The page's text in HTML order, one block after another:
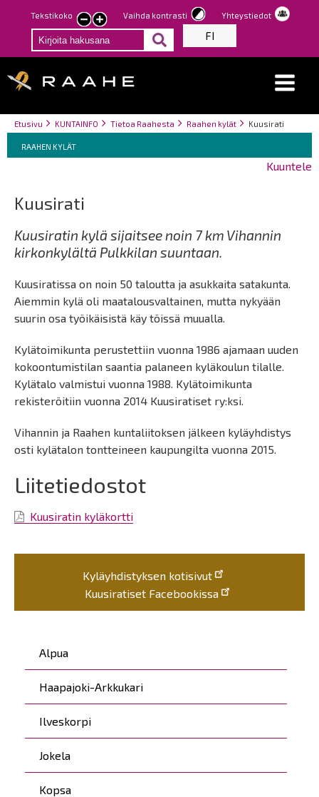
Hyppää
pääsisältöön
Tekstikoko
Pienennä
tekstin
kokoa
Suurenna
tekstin
kokoa
Vaihda kontrasti Yhteystiedot
FI
Breadcrumbs
You
here:
Etusivu KUNTAINFO Tietoa Raahesta Raahen kylät Kuusirati
Breadcrumbs
You
are
RAAHEN KYLÄT
Kuuntele
Päävalikko
Alpua
Haapajoki-Arkkukari
Ilveskorpi
Jokela
Kopsa
Kuusirati
Kuusiratin kylä sijaitsee noin 7 km Vihannin
kirkonkylältä Pulkkilan suuntaan.
Kuusiratissa on noin 50 taloutta ja asukkaita satakunta.
Aiemmin kylä oli maatalousvaltainen, mutta nykyään
suurin osa työikäisistä käy töissä muualla.
Kylätoimikunta perustettiin vuonna 1986 ajamaan uuden
kokoontumistilan saantia palaneen kyläkoulun tilalle.
Kylätalo valmistui vuonna 1988. Kylätoimikunta
rekisteröitiin vuonna 2014 Kuusiratiset ry:ksi.
Vihannin ja Raahen kuntaliitoksen jälkeen kyläyhdistys
osti kylätalon tontteineen kaupungilta vuonna 2015.
Liitetiedostot
Kuusiratin kyläkortti
Kyläyhdistyksen kotisivut
Kuusiratiset Facebookissa